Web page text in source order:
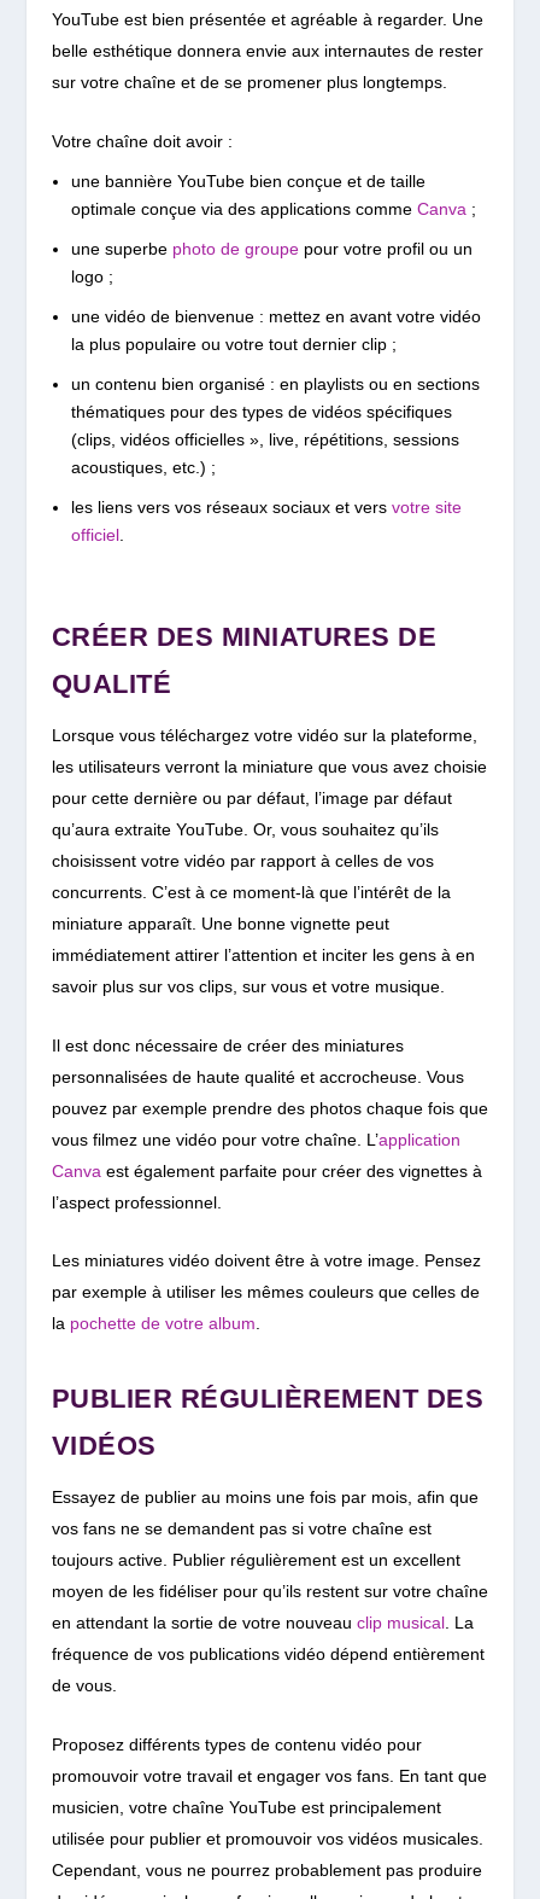
YouTube est bien présentée et agréable à regarder. Une
belle esthétique donnera envie aux internautes de rester
sur votre chaîne et de se promener plus longtemps.
Votre chaîne doit avoir :
une bannière YouTube bien conçue et de taille
optimale conçue via des applications comme Canva;
une superbe photo de groupepour votre profil ou un
logo ;
une vidéo de bienvenue : mettez en avant votre vidéo
la plus populaire ou votre tout dernier clip ;
un contenu bien organisé : en playlists ou en sections
thématiques pour des types de vidéos spécifiques
(clips, vidéos officielles », live, répétitions, sessions
acoustiques, etc.) ;
les liens vers vos réseaux sociaux et vers votre site
officiel.
CRÉER DES MINIATURES DE
QUALITÉ
Lorsque vous téléchargez votre vidéo sur la plateforme,
les utilisateurs verront la miniature que vous avez choisie
pour cette dernière ou par défaut, l’image par défaut
qu’aura extraite YouTube. Or, vous souhaitez qu’ils
choisissent votre vidéo par rapport à celles de vos
concurrents. C’est à ce moment-là que l’intérêt de la
miniature apparaît. Une bonne vignette peut
immédiatement attirer l’attention et inciter les gens à en
savoir plus sur vos clips, sur vous et votre musique.
Il est donc nécessaire de créer des miniatures
personnalisées de haute qualité et accrocheuse. Vous
pouvez par exemple prendre des photos chaque fois que
vous filmez une vidéo pour votre chaîne. L’application
Canva est également parfaite pour créer des vignettes à
l’aspect professionnel.
Les miniatures vidéo doivent être à votre image. Pensez
par exemple à utiliser les mêmes couleurs que celles de
la pochette de votre album
PUBLIER RÉGULIÈREMENT DES
VIDÉOS
Essayez de publier au moins une fois par mois, afin que
vos fans ne se demandent pas si votre chaîne est
toujours active. Publier régulièrement est un excellent
moyen de les fidéliser pour qu’ils restent sur votre chaîne
en attendant la sortie de votre nouveau clip musical. La
fréquence de vos publications vidéo dépend entièrement
de vous.
Proposez différents types de contenu vidéo pour
promouvoir votre travail et engager vos fans. En tant que
musicien, votre chaîne YouTube est principalement
utilisée pour publier et promouvoir vos vidéos musicales.
Cependant, vous ne pourrez probablement pas produire